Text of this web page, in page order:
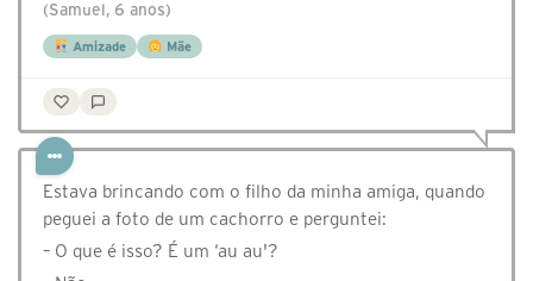
(Samuel, 6 anos)
Amizade Mãe
Estava brincando com o filho da minha amiga, quando
peguei a foto de um cachorro e perguntei:
– O que é isso? É um ‘au au'?